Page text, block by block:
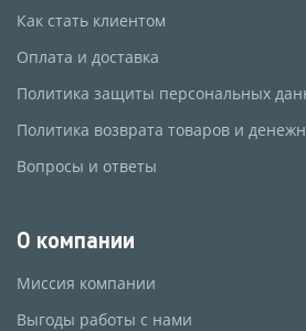
Как стать клиентом
Оплата и доставка
Политика защиты персональных
Политика возврата товаров и
Вопросы и ответы
О компании
Миссия компании
Выгоды работы с нами